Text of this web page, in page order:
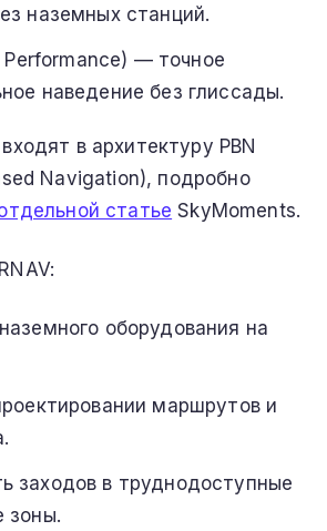
наземных станций.
Performance) — точное
наведение без глиссады.
в архитектуру PBN
Navigation), подробно
статье SkyMoments.
оборудования на
маршрутов и
заходов в труднодоступные
зоны.